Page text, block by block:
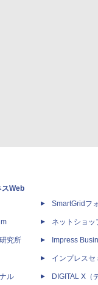
スWeb
究所
ル
SmartGridフ
ネットショッ
Impress
インプレスセ
DIGITAL X（